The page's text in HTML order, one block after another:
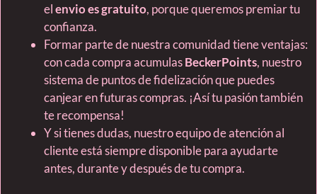
elenvio es gratuito, porque queremos premiar tu
confianza.
Formar parte de nuestra comunidad tiene ventajas:
con cada compra acumulasBeckerPoints, nuestro
sistema de puntos de fidelización que puedes
canjear en futuras compras. ¡Así tu pasión también
te recompensa!
Y si tienes dudas, nuestro equipo de atención al
cliente está siempre disponible para ayudarte
antes, durante y después de tu compra.